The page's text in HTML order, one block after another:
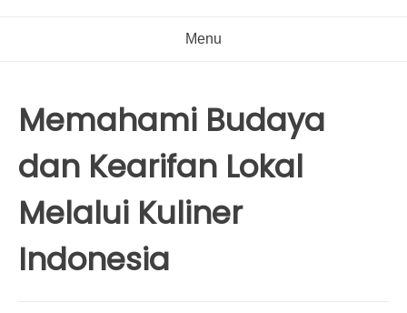
Menu
Memahami Budaya
dan Kearifan Lokal
Melalui Kuliner
Indonesia